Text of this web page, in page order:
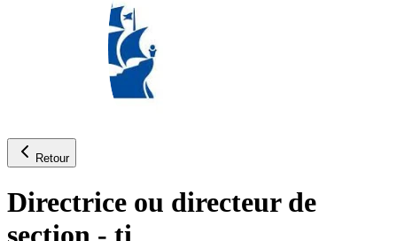
Retour
Directrice ou directeur de